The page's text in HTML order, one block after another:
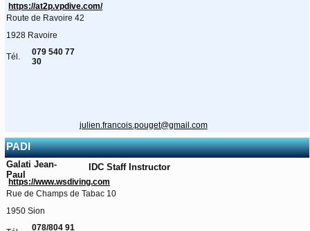
https://at2p.vpdive.com/
Route de Ravoire 42
1928 Ravoire
Tél.
079 540 77
30
julien.francois.pouget@gmail.com
PADI
Galati Jean-
Paul
IDC Staff Instructor
https://www.wsdiving.com
Rue de Champs de Tabac 10
1950 Sion
078/804 91